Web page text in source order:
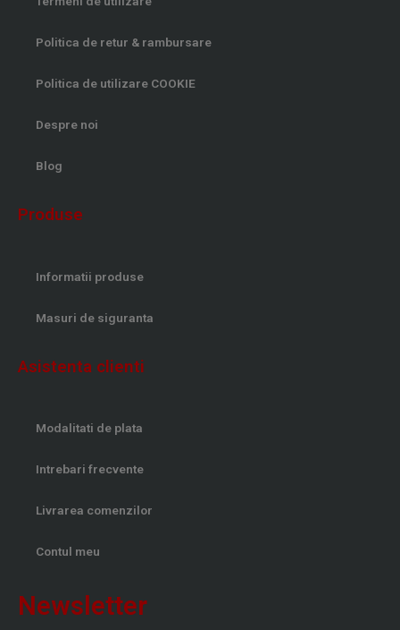
Politica de retur & rambursare
Politica de utilizare COOKIE
Despre noi
Blog
Produse
Informatii produse
Masuri de siguranta
Asistenta clienti
Modalitati de plata
Intrebari frecvente
Livrarea comenzilor
Contul meu
Newsletter